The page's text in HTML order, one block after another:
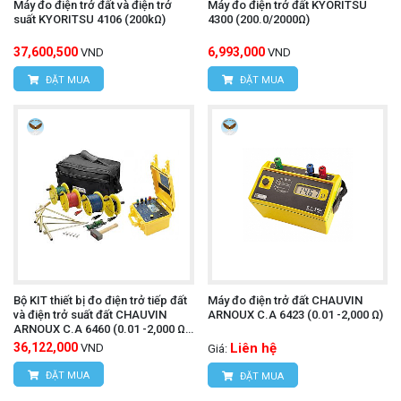
UNI-T UT278D
là một công cụ đo điện trở đất
chuyên nghiệp, chính xác và dễ sử dụng. Với nhiều
tính năng ưu việt và dải đo rộng, thiết bị này là lựa
chọn hàng đầu cho các kỹ sư điện, nhà thầu xây
dựng và các đơn vị kiểm định. Để mua được
kìm đo điện trở đất UNI-T UT278Dchính hãng,
quý khách hãy liên hệ trực tiếp với chúng tôi:
HÙNG NGUYÊN TECH - HÀ NỘI
Địa chỉ:
Số 15, ngõ 85 Tân Xuân, P.Xuân Đỉnh,
Q.Bắc Từ Liêm, TP.Hà Nội.
Máy đo điện trở đất và điện trở
suất KYORITSU 4106 (200kΩ)
37,600,500 VND
ĐẶT MUA
Máy đo điện trở đất KYORITSU
4300 (200.0/2000Ω)
6,993,000 VND
ĐẶT MUA
Bộ KIT thiết bị đo điện trở tiếp đất
và điện trở suất đất CHAUVIN
ARNOUX C.A 6460 (0.01 -2,000 Ω,
0,01 - 99,9 kΩ)
36,122,000 VND
ĐẶT MUA
Máy đo điện trở đất CHAUVIN
ARNOUX C.A 6423 (0.01 -2,000 Ω)
Giá: Liên hệ
ĐẶT MUA